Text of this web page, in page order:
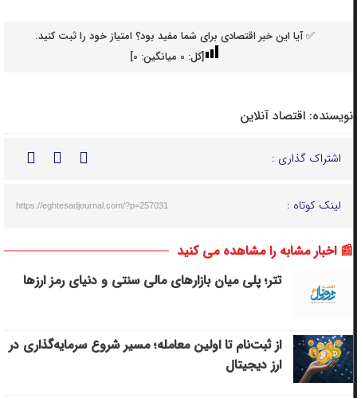
✅ آیا این خبر اقتصادی برای شما مفید بود؟ امتیاز خود را ثبت کنید.
[کل: 0میانگین: 0
]
نویسنده: اقتصاد آنلاین
اشتراک گذاری :
لینک کوتاه : https://eghtesadjournal.com/?p=257031
📰 اخبار مشابه را مشاهده می کنید
تتر؛ پلی میان بازارهای مالی سنتی و دنیای رمز ارزها
از ثبت‌نام تا اولین معامله؛ مسیر شروع سرمایه‌گذاری در
ارز دیجیتال